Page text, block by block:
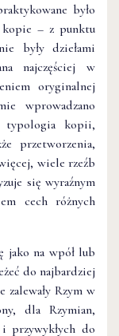
było
kopie – z punktu
były dziełami
najczęściej w
oryginalnej
wprowadzano
typologia kopii,
przetworzenia,
wiele rzeźb
się wyraźnym
cech różnych
jako na wpół lub
do najbardziej
Rzym w
dla Rzymian,
przywykłych do